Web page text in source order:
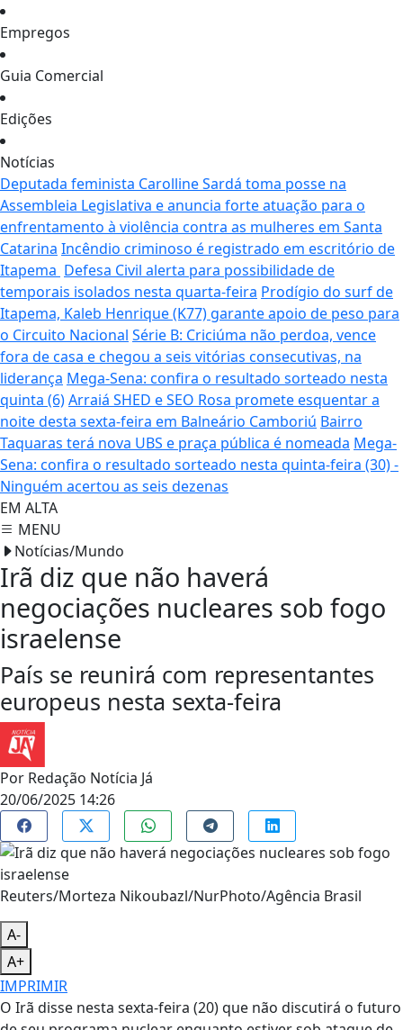
Empregos
Guia Comercial
Edições
Notícias
Deputada feminista Carolline Sardá toma posse na
Assembleia Legislativa e anuncia forte atuação para o
enfrentamento à violência contra as mulheres em Santa
Catarina Incêndio criminoso é registrado em escritório de
Itapema Defesa Civil alerta para possibilidade de
temporais isolados nesta quarta-feira Prodígio do surf de
Itapema, Kaleb Henrique (K77) garante apoio de peso para
o Circuito Nacional Série B: Criciúma não perdoa, vence
fora de casa e chegou a seis vitórias consecutivas, na
liderança Mega-Sena: confira o resultado sorteado nesta
quinta (6)Arraiá SHED e SEO Rosa promete esquentar a
noite desta sexta-feira em Balneário Camboriú Bairro
Taquaras terá nova UBS e praça pública é nomeada Mega-
Sena: confira o resultado sorteado nesta quinta-feira (30) -
Ninguém acertou as seis dezenas
EM ALTA
MENU
Notícias/Mundo
Irã diz que não haverá
negociações nucleares sob fogo
israelense
País se reunirá com representantes
europeus nesta sexta-feira
Por Redação Notícia Já
20/06/2025 14:26
Reuters/Morteza Nikoubazl/NurPhoto/Agência Brasil
A-
A+
IMPRIMIR
O Irã disse nesta sexta-feira (20) que não discutirá o futuro